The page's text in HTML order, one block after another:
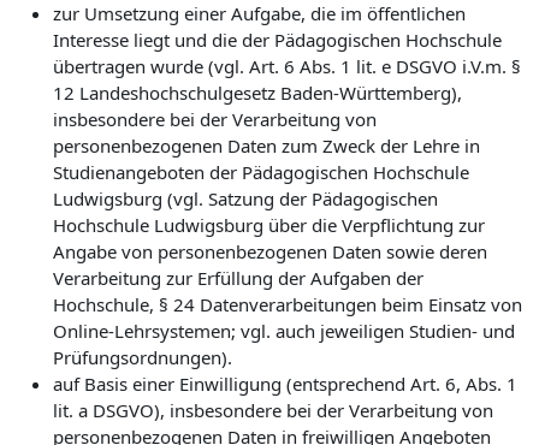
zur Umsetzung einer Aufgabe, die im öffentlichen
Interesse liegt und die der Pädagogischen Hochschule
übertragen wurde (vgl. Art. 6 Abs. 1 lit. e DSGVO i.V.m. §
12 Landeshochschulgesetz Baden-Württemberg),
insbesondere bei der Verarbeitung von
personenbezogenen Daten zum Zweck der Lehre in
Studienangeboten der Pädagogischen Hochschule
Ludwigsburg (vgl. Satzung der Pädagogischen
Hochschule Ludwigsburg über die Verpflichtung zur
Angabe von personenbezogenen Daten sowie deren
Verarbeitung zur Erfüllung der Aufgaben der
Hochschule, § 24 Datenverarbeitungen beim Einsatz von
Online-Lehrsystemen; vgl. auch jeweiligen Studien- und
Prüfungsordnungen).
auf Basis einer Einwilligung (entsprechend Art. 6, Abs. 1
lit. a DSGVO), insbesondere bei der Verarbeitung von
personenbezogenen Daten in freiwilligen Angeboten